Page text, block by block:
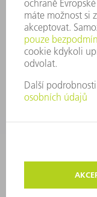
MAGAZÍN
UDRŽITELNOST
ŽIVOTNÍ PROSTŘEDÍ
SOCIÁLNÍ TÉMA &
VEDENÍ FIRMY
VOP